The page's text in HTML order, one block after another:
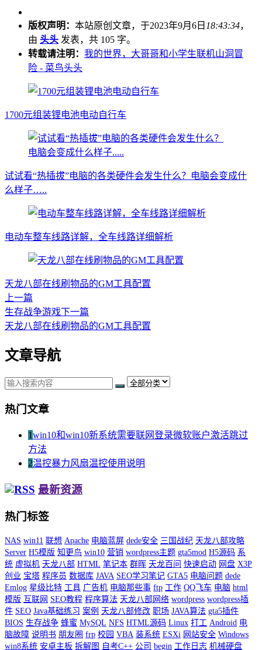
版权声明： 本站原创文章，于2023年9月6日 18:43:34，
由 头头 发表，共 105 字。
转载请注明： 我的世界，大哥哥和小学生联机山洞冒
险 - 菜鸟头头
1700元组装锂电池电动自行车
试试看“热插拔”电脑的各类硬件会发生什么？电脑会变成什
么样子…..
电动车整车线路详解，全车线路详细解析
天龙八部在线刷物品的GM工具配置
上一篇
生存战争游戏下一篇
天龙八部在线刷物品的GM工具配置
文章导航
热门文章
1win10和win10新系统需要联网登录微软账户激活跳过
方法
2温控暴力风扇温控使用说明
最新资源
热门标签
NAS win11 联想 Apache 电脑蓝屏 dede安全 三国战纪 天龙八部攻略
Server H5模版 知更鸟 win10 营销 wordpress主题 gta5mod H5源码 系
统 虚拟机 天龙八部 HTML 笔记本 群晖 天龙百问 快速启动 网盘 X3P
创业 宝塔 程序员 数据库 JAVA SEO学习笔记 GTA5 电脑问题 dede
Emlog 星级比特 工具 广告机 电脑那些事 ftp 工作 QQ飞车 电脑 html
模版 互联网 SEO教程 程序算法 天龙八部网络 wordpress wordpress插
件 SEO Java基础练习 案例 天龙八部修改 职场 JAVA算法 gta5插件
BIOS 生存战争 蜂蜜 MySQL NFS HTML源码 Linux 打工 Android 电
脑故障 说明书 朋友圈 frp 校园 VBA 装系统 ESXi 网站安全 Windows
win8系统 安卓主板 拆解图 自考C++ 公司 begin 工作日志 机械硬盘